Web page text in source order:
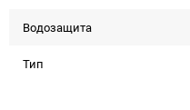
Водозащита
Тип